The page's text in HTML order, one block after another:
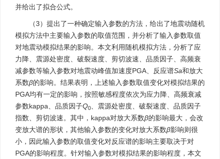
并给出了拟合公式。
（3）提出了一种确定输入参数的方法，给出了地震动随机
模拟方法中主要输入参数的取值范围，并分析了输入参数取值
对地震动模拟结果的影响。本文利用随机模拟方法，分析了应
力降、震源处密度、破裂速度、剪切波速、品质因子、高频衰
减参数等输入参数对地震动峰值加速度PGA、反应谱Sa和放大
系数β的影响。结果表明，上述输入参数取值变化对模拟结果的
PGA均有一定的影响，按照敏感程度依次为应力降、高频衰减
参数kappa、品质因子Q0
、震源处密度、破裂速度、品质因子
指数、剪切波速。其中，kappa对放大系数β的影响最大，会改
变放大谱的形状，其他输入参数的变化对放大系数β影响则很
小，因此输入参数的取值变化对反应谱的影响主要取决于对
PGA的影响程度。针对输入参数对模拟结果的影响程度，本文